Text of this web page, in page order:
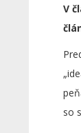
V
so